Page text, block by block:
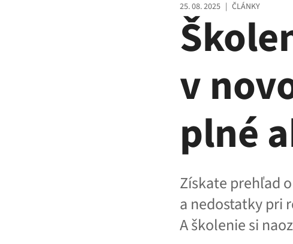
25. 08. 2025 | ČLÁNKY
v
plné
Získate prehľad
a nedostatky pri
A školenie si